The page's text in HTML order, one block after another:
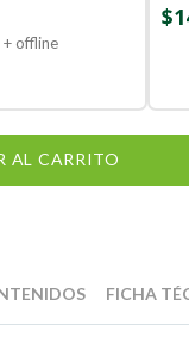
offline
AL CARRITO
FICHA